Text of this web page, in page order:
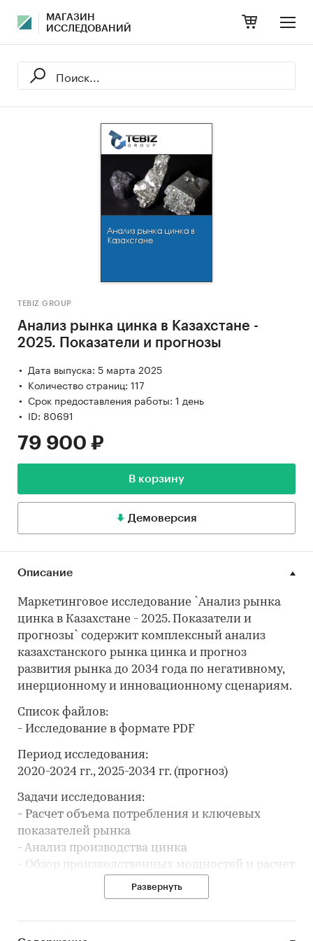
МАГАЗИН
ИССЛЕДОВАНИЙ
TEBIZ GROUP
Анализ рынка цинка в Казахстане -
2025. Показатели и прогнозы
Дата выпуска: 5 марта 2025
Количество страниц: 117
Срок предоставления работы: 1 день
ID: 80691
79 900 ₽
В корзину
Демоверсия
Описание
Маркетинговое исследование `Анализ рынка
цинка в Казахстане - 2025. Показатели и
прогнозы` содержит комплексный анализ
казахстанского рынка цинка и прогноз
развития рынка до 2034 года по негативному,
инерционному и инновационному сценариям.
Список файлов:
- Исследование в формате PDF
Период исследования:
2020-2024 гг., 2025-2034 гг. (прогноз)
Задачи исследования:
- Расчет объема потребления и ключевых
показателей рынка
- Анализ производства цинка
- Обзор производственных мощностей и расчет
уровня загрузки мощностей
- Составление списка производителей
Развернуть